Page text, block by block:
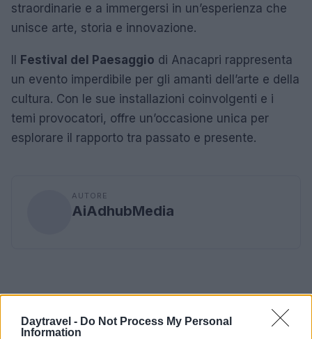
Daytravel - Do Not Process My Personal
Information
straordinarie e a immergersi in un’esperienza che
unisce arte, storia e innovazione.
Il Festival del Paesaggio di Anacapri rappresenta
un evento imperdibile per gli amanti dell’arte e della
cultura. Con le sue installazioni coinvolgenti e i
temi provocatori, offre un’occasione unica per
esplorare il rapporto tra passato e presente.
AUTORE
AiAdhubMedia